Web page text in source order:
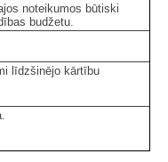
noteikumos būtiski
budžetu.
līdzšinējo kārtību